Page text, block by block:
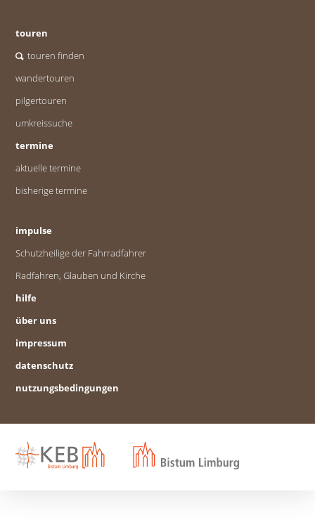
touren
touren finden
wandertouren
pilgertouren
umkreissuche
termine
aktuelle termine
bisherige termine
impulse
Schutzheilige der Fahrradfahrer
Radfahren, Glauben und Kirche
hilfe
über uns
impressum
datenschutz
nutzungsbedingungen